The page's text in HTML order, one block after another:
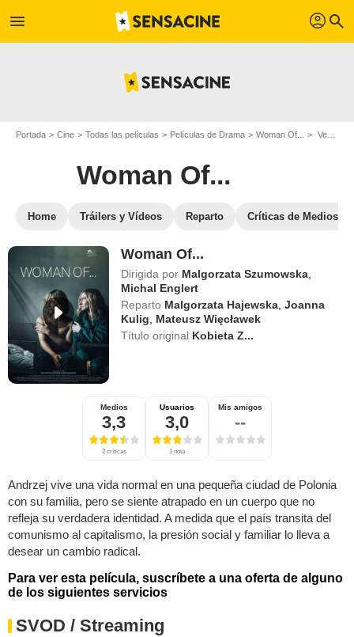
menu profil search
Portada Cine Todas las películas Películas de Drama Woman Of... Ver Woman Of... en streaming
Woman Of...
Home Tráilers y Vídeos Reparto Críticas de Medios
Woman Of...
Dirigida por Malgorzata Szumowska
Michal Englert
Reparto Malgorzata Hajewska ,Joanna
Kulig
Mateusz Więcławek
Título original Kobieta Z...
Medios
3,3
2 críticas
Usuarios
3,0
1 nota
Mis amigos
--
Andrzej vive una vida normal en una pequeña ciudad de Polonia
con su familia, pero se siente atrapado en un cuerpo que no
refleja su verdadera identidad. A medida que el país transita del
comunismo al capitalismo, la presión social y familiar lo lleva a
desear un cambio radical.
Para ver esta película, suscríbete a una oferta de alguno
de los siguientes servicios
SVOD / Streaming